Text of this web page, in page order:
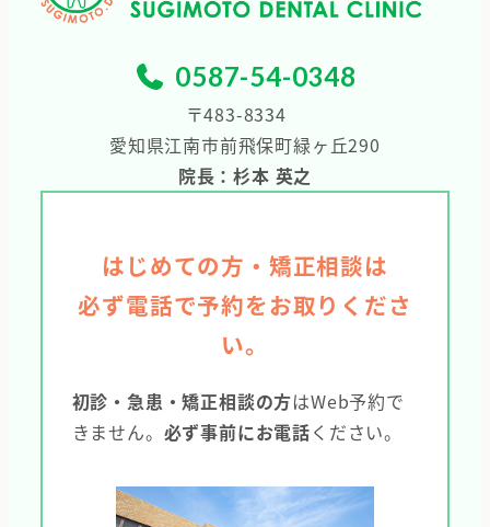
0587-54-0348
〒483-8334
愛知県江南市前飛保町緑ヶ丘290
院長：杉本 英之
はじめての方・矯正相談は
必ず電話で予約をお取りくださ
い。
初診・急患・矯正相談の方はWeb予約で
きません。 必ず事前にお電話ください。